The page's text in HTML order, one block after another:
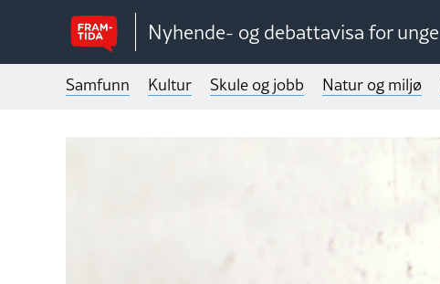
Nyhende- og debattavisa for unge
Samfunn Kultur Skule og jobb Natur og miljø